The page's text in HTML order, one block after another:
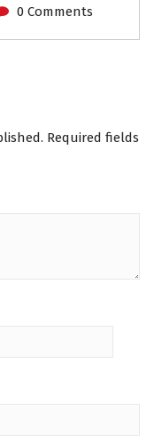
0 Comments
Required fields